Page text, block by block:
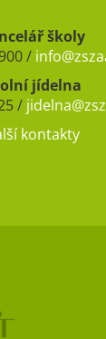
školy
/
jídelna
/
kontakty